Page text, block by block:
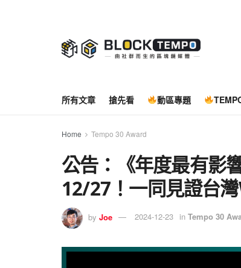
所有文章 搶先看 動區專題
Home Tempo 30 Award
公告：《年度最有影
12/27！一同見證台
by Joe 2024-12-23 in Tempo 30